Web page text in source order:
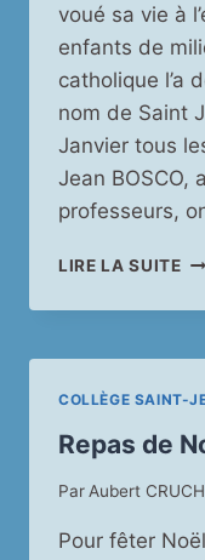
voué sa vie à
enfants de
catholique l’a
nom de Saint
Janvier tous
Jean BOSCO,
professeurs,
LIRE LA SUITE
COLLÈGE SAINT-
Repas de
ParAubert
Pour fêter